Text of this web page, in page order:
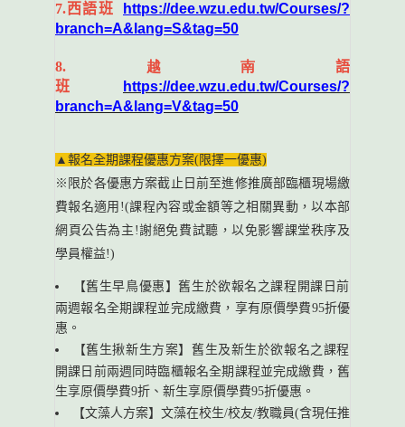
7.西語班
https://dee.wzu.edu.tw/Courses/?
branch=A&lang=S&tag=50
8.越南 語
班
https://dee.wzu.edu.tw/Courses/?
branch=A&lang=V&tag=50
▲ 報名全期課程優惠方案(限擇一優惠)
※限於各優惠方案截止日前至進修推廣部臨櫃現場繳
費報名適用!(課程內容或金額等之相關異動，以本部
網頁公告為主!謝絕免費試聽，以免影響課堂秩序及
學員權益!)
【舊生早鳥優惠】舊生於欲報名之課程開課日前
兩週報名全期課程並完成繳費，享有原價學費95折優
惠。
【舊生揪新生方案】舊生及新生於欲報名之課程
開課日前兩週同時臨櫃報名全期課程並完成繳費，舊
生享原價學費9折、新生享原價學費95折優惠。
【文藻人方案】文藻在校生/校友/教職員(含現任推